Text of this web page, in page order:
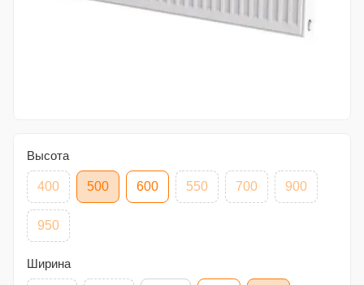
Высота
400 500 600 550 700 900
950
Ширина